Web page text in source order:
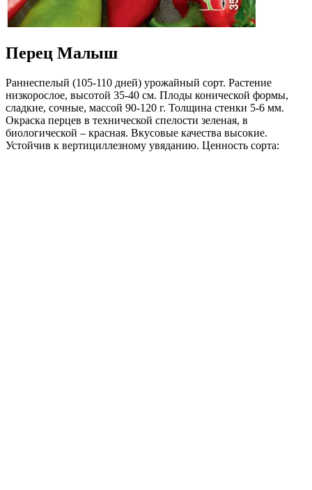
Перец Малыш
Раннеспелый (105-110 дней) урожайный сорт. Растение
низкорослое, высотой 35-40 см. Плоды конической формы,
сладкие, сочные, массой 90-120 г. Толщина стенки 5-6 мм.
Окраска перцев в технической спелости зеленая, в
биологической – красная. Вкусовые качества высокие.
Устойчив к вертициллезному увяданию. Ценность сорта: